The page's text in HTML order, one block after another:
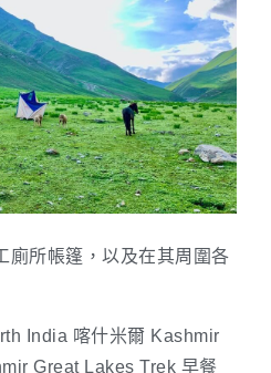
廁所帳篷，以及在其周圍各